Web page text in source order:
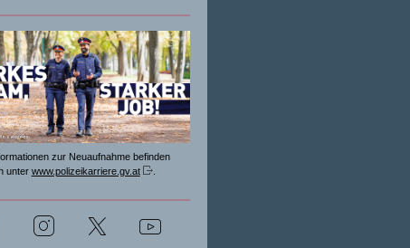
zur Neuaufnahme befinden
unter www.polizeikarriere.gv.at .